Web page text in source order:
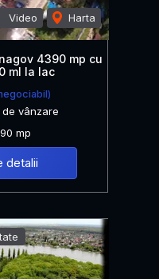
Video Harta
4390 mp cu
ml la lac
vânzare
mp
detalii